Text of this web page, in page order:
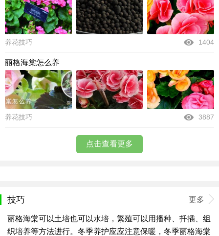
养花技巧 1404
丽格海棠怎么养
养花技巧 3887
点击查看更多
技巧 更多
丽格海棠可以土培也可以水培，繁殖可以用播种、扦插、组
织培养等方法进行。冬季养护应应注意保暖，冬季丽格海棠